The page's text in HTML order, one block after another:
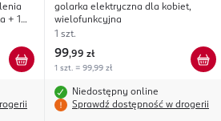
+ 1
4in1 Trimmer & Styler
golarka elektryczna dla kobiet,
wielofunkcyjna
1 szt.
99,99 zł
1 szt. = 99,99 zł
Niedostępny online
Sprawdź dostępność w drogerii